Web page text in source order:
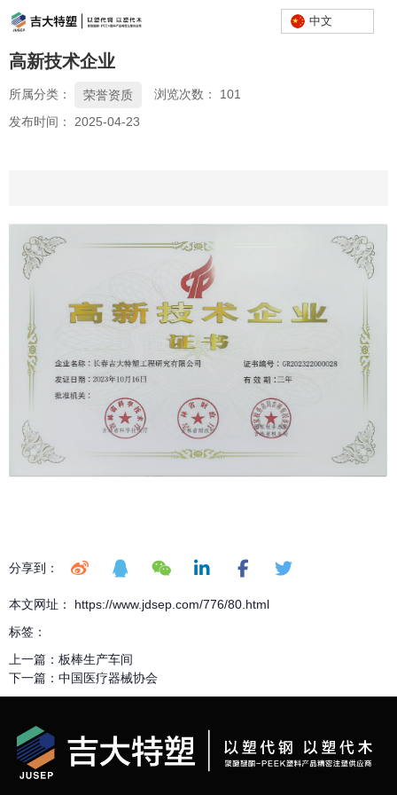
中文
高新技术企业
所属分类： 荣誉资质 浏览次数： 101
发布时间： 2025-04-23
分享到：
本文网址： https://www.jdsep.com/776/80.html
标签：
上一篇： 板棒生产车间
下一篇： 中国医疗器械协会